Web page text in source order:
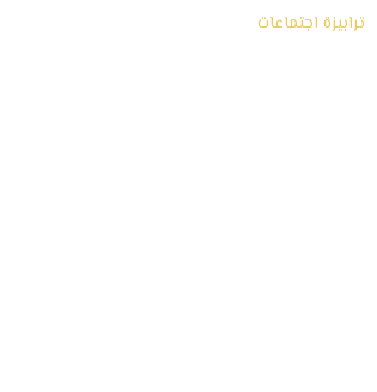
ترابيزة اجتماعات